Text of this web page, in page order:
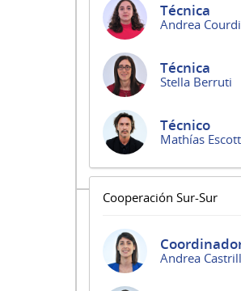
Técnica
Andrea
Técnica
Stella Berruti
Técnico
Mathías
Cooperación Sur-Sur
Andrea